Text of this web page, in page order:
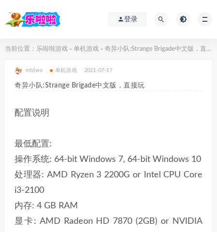
登录
当前位置： 乐啦啦游戏 > 单机游戏 > 奇异小队:Strange Brigade中文版，直接玩
mtdwo 单机游戏 2021-07-17
奇异小队:Strange Brigade中文版，直接玩
配置说明
最低配置:
操作系统: 64-bit Windows 7, 64-bit Windows 10
处理器: AMD Ryzen 3 2200G or Intel CPU Core
i3-2100
内存: 4 GB RAM
显卡: AMD Radeon HD 7870 (2GB) or NVIDIA